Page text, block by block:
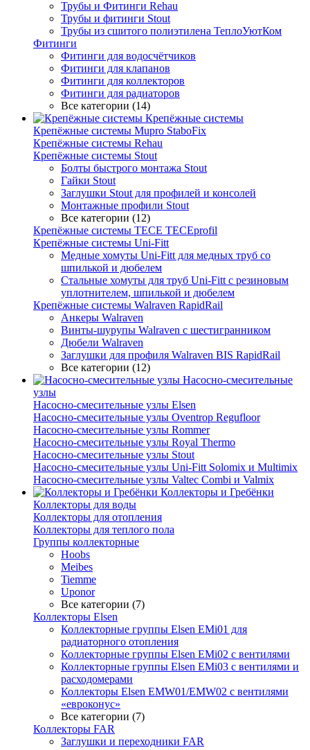
Трубы и Фитинги Rehau
Трубы и фитинги Stout
Трубы из сшитого полиэтилена ТеплоУютКом
Фитинги
Фитинги для водосчётчиков
Фитинги для клапанов
Фитинги для коллекторов
Фитинги для радиаторов
Все категории (14)
Крепёжные системы
Крепёжные системы Mupro StaboFix
Крепёжные системы Rehau
Крепёжные системы Stout
Болты быстрого монтажа Stout
Гайки Stout
Заглушки Stout для профилей и консолей
Монтажные профили Stout
Все категории (12)
Крепёжные системы TECE TECEprofil
Крепёжные системы Uni-Fitt
Медные хомуты Uni-Fitt для медных труб со
шпилькой и дюбелем
Стальные хомуты для труб Uni-Fitt с резиновым
уплотнителем, шпилькой и дюбелем
Крепёжные системы Walraven RapidRail
Анкеры Walraven
Винты-шурупы Walraven с шестигранником
Дюбели Walraven
Заглушки для профиля Walraven BIS RapidRail
Все категории (12)
Насосно-смесительные
узлы
Насосно-смесительные узлы Elsen
Насосно-смесительные узлы Oventrop Regufloor
Насосно-смесительные узлы Rommer
Насосно-смесительные узлы Royal Thermo
Насосно-смесительные узлы Stout
Насосно-смесительные узлы Uni-Fitt Solomix и Multimix
Насосно-смесительные узлы Valtec Combi и Valmix
Коллекторы и Гребёнки
Коллекторы для воды
Коллекторы для отопления
Коллекторы для теплого пола
Группы коллекторные
Hoobs
Meibes
Tiemme
Uponor
Все категории (7)
Коллекторы Elsen
Коллекторные группы Elsen EMi01 для
радиаторного отопления
Коллекторные группы Elsen EMi02 с вентилями
Коллекторные группы Elsen EMi03 с вентилями и
расходомерами
Коллекторы Elsen EMW01/EMW02 с вентилями
«евроконус»
Все категории (7)
Коллекторы FAR
Заглушки и переходники FAR